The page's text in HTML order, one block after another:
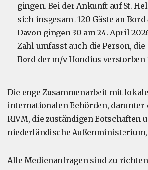
gingen. Bei der Ankunft auf St.
sich insgesamt 120 Gäste an Bord
Davon gingen 30 am 24. April
Zahl umfasst auch die Person, die
Bord der m/v Hondius verstorben
Die enge Zusammenarbeit mit
internationalen Behörden, darunter
RIVM, die zuständigen Botschaften
niederländische
Alle Medienanfragen sind zu